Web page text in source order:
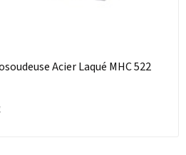
Acier Laqué MHC 522